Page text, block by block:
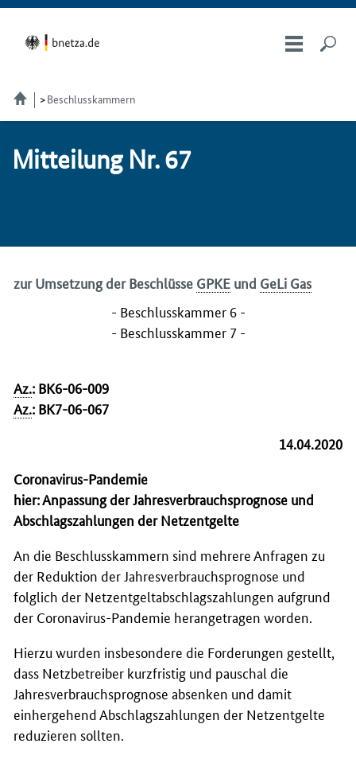
Beschlusskammern
Mit­tei­lung Nr. 67
zur Umsetzung der Beschlüsse GPKE und GeLi Gas
- Beschlusskammer 6 -
- Beschlusskammer 7 -
Az.: BK6-06-009
Az.: BK7-06-067
14.04.2020
Coronavirus-Pandemie
hier: Anpassung der Jahresverbrauchsprognose und
Abschlagszahlungen der Netzentgelte
An die Beschlusskammern sind mehrere Anfragen zu
der Reduktion der Jahresverbrauchsprognose und
folglich der Netzentgeltabschlagszahlungen aufgrund
der Coronavirus-Pandemie herangetragen worden.
Hierzu wurden insbesondere die Forderungen gestellt,
dass Netzbetreiber kurzfristig und pauschal die
Jahresverbrauchsprognose absenken und damit
einhergehend Abschlagszahlungen der Netzentgelte
reduzieren sollten.